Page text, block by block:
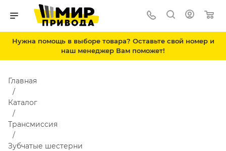
Нужна помощь в выборе товара? Оставьте свой номер и
наш менеджер Вам поможет!
Главная
Каталог
Трансмиссия
Зубчатые шестерни